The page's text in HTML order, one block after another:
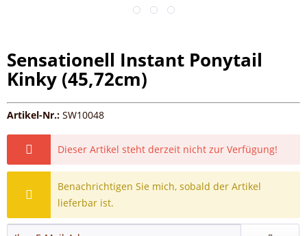
Sensationell Instant Ponytail
Kinky (45,72cm)
Artikel-Nr.: SW10048
Dieser Artikel steht derzeit nicht zur Verfügung!
Benachrichtigen Sie mich, sobald der Artikel
lieferbar ist.